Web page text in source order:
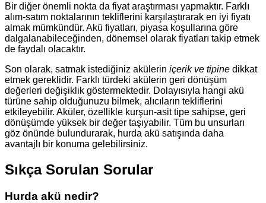
Bir diğer önemli nokta da fiyat araştırması yapmaktır. Farklı
alım-satım noktalarının tekliflerini karşılaştırarak en iyi fiyatı
almak mümkündür. Akü fiyatları, piyasa koşullarına göre
dalgalanabileceğinden, dönemsel olarak fiyatları takip etmek
de faydalı olacaktır.
Son olarak, satmak istediğiniz akülerin içerik ve tipine dikkat
etmek gereklidir. Farklı türdeki akülerin geri dönüşüm
değerleri değişiklik göstermektedir. Dolayısıyla hangi akü
türüne sahip olduğunuzu bilmek, alıcıların tekliflerini
etkileyebilir. Aküler, özellikle kurşun-asit tipe sahipse, geri
dönüşümde yüksek bir değer taşıyabilir. Tüm bu unsurları
göz önünde bulundurarak, hurda akü satışında daha
avantajlı bir konuma gelebilirsiniz.
Sıkça Sorulan Sorular
Hurda akü nedir?